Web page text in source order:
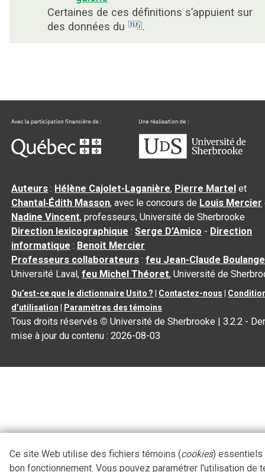
Certaines de ces définitions s’appuient sur
des données du
.
Auteurs : Hélène Cajolet-Laganière, Pierre Martel et
Chantal‑Édith Masson, avec le concours de Louis Mercier
Nadine Vincent, professeurs, Université de Sherbrooke
Direction lexicographique :Serge D’Amico - Direction
informatique : Benoit Mercier
Professeurs collaborateurs :feu Jean-Claude
Université Laval,feu Michel Théoret, Université de
Qu’est-ce que le dictionnaire Usito ? Contactez-nous
d’utilisation
Paramètres des témoins
Tous droits réservés © Université de Sherbrooke |3.2.2 -
mise à jour du contenu :2026-08-03
Ce site Web utilise des fichiers témoins (cookies) essentiels
bon fonctionnement. Vous pouvez paramétrer l'utilisation de